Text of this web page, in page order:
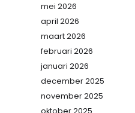
mei 2026
april 2026
maart 2026
februari 2026
januari 2026
december 2025
november 2025